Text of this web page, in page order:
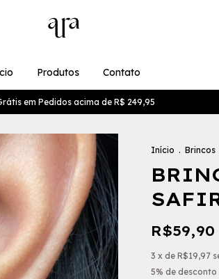
Produtos Contato
em Pedidos acima de R$ 249,95
Início . Brincos
R$59,90
3 x de R$19,97
5% de desconto